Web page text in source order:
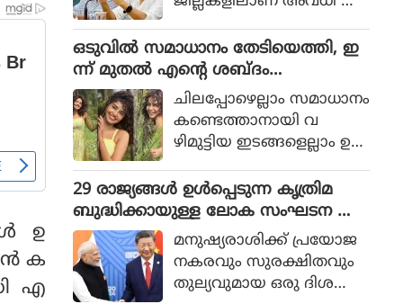
ഉ
ക
എ
യാളായി അറിയപ്പെടുന്ന ന
ഖ്വി പാകിസ്ഥാന്റെ
കോക്രോച്ചുകള്‍ ഒ
ന്നിച്ചാല്‍ രാജ്യത്തെ മ
റിച്ചിടാന്‍ കഴിയുമെന്ന് പറ
ഞ്ഞു.
ഒടുവില്‍ സമാധാനം തേടിയെത്തി, ഇ
ന്ന് മുതല്‍ എന്റെ ശബ്ദം
തിരെഞ്ഞെടുക്കുന്നു, പോസ്റ്റുമായി
അനുപമ പരമേശ്വരന്‍, ഒരു ബ്രെയ്ക്ക
പ്പ് മണക്കുന്നുവെന്ന് സോഷ്യല്‍
മീഡിയ
ചിലപ്പോഴെല്ലാം സമാധാനം
കണ്ടെത്താനായി വ
ഴിമുട്ടിയ ഇടങ്ങളെല്ലാം ഉ
രും.
29 രാജ്യങ്ങള്‍ ഉള്‍പ്പെടുന്ന കൃത്രിമ
ബുദ്ധിക്കായുള്ള ലോക സംഘടന ആ
രംഭിച്ച് ചൈന; ഇന്ത്യ ഇല്ലമനുഷ്യരാശിക്ക് പ്രയോജ
നകരവും സുരക്ഷിതവും
തുല്യവുമായ ഒരു ദിശ